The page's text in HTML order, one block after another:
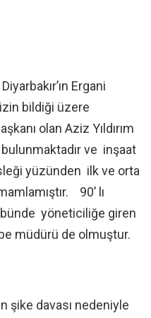
Ergani
bildiği üzere
olan Aziz Yıldırım
ve inşaat
yüzünden ilk ve orta
90’ lı
yöneticiliğe giren
müdürü de olmuştur.
şike davası nedeniyle